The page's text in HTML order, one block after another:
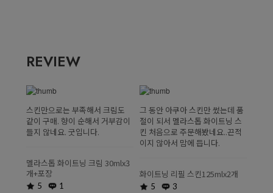
REVIEW
스킨만으로는 부족해서 크림도
같이 구매. 향이 순해서 거부감이
들지 않네요. 굿입니다.
멜라스톱 화이트닝 크림 30mlx3
개+포장
5 1
그 동안 아쿠아 스킨만 썼는데 품
절이 되서 멜라스톱 화이트닝 스
킨 처음으로 주문해봤네요..끈적
이지 않아서 맘에 듭니다.
화이트닝 리필 스킨125mlx2개
5 3